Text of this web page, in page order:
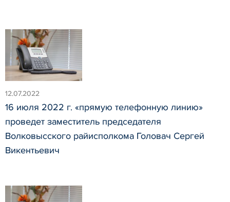
12.07.2022
16 июля 2022 г. «прямую телефонную линию»
проведет заместитель председателя
Волковысского райисполкома Головач Сергей
Викентьевич